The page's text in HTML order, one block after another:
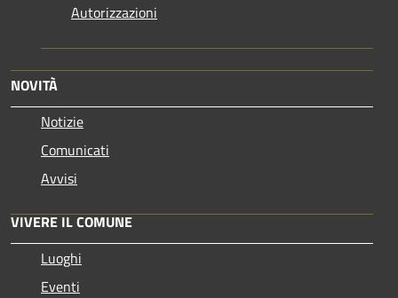
Autorizzazioni
NOVITÀ
Notizie
Comunicati
Avvisi
VIVERE IL COMUNE
Luoghi
Eventi